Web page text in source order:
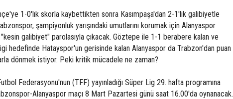
1-0'lık skorla kaybettikten sonra Kasımpaşa'dan 2-1'lik galibiyetle
şampiyonluk yarışındaki umutlarını korumak için Alanyaspor
"kesin galibiyet" parolasıyla çıkacak. Göztepe ile 1-1 berabere kalan ve
hedefinde Hatayspor'un gerisinde kalan Alanyaspor da Trabzon'dan puan
dönmek istiyor. Peki kritik mücadele ne zaman?
Federasyonu'nun (TFF) yayınladığı Süper Lig 29. hafta programına
Alanyaspor maçı 8 Mart Pazartesi günü saat 16.00'da oynanacak.